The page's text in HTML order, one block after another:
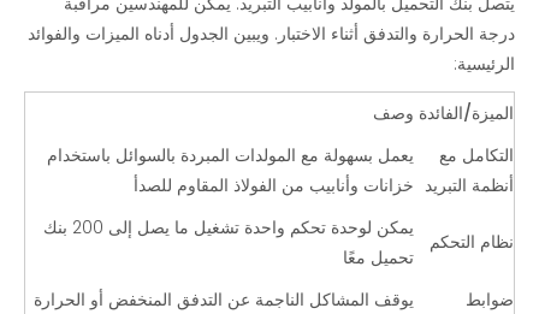
درجة الحرارة والتدفق أثناء الاختبار. ويبين الجدول أدناه الميزات والفوائد
الرئيسية:
الميزة/الفائدة وصف
التكامل مع
أنظمة التبريد
يعمل بسهولة مع المولدات المبردة بالسوائل باستخدام
خزانات وأنابيب من الفولاذ المقاوم للصدأ
نظام التحكم
يمكن لوحدة تحكم واحدة تشغيل ما يصل إلى 200 بنك
تحميل معًا
ضوابط
يوقف المشاكل الناجمة عن التدفق المنخفض أو الحرارة